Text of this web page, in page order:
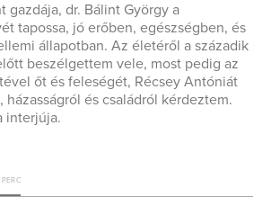
gazdája, dr. Bálint György a
tapossa, jó erőben, egészségben, és
állapotban. Az életéről a századik
beszélgettem vele, most pedig az
őt és feleségét, Récsey Antóniát
házasságról és családról kérdeztem.
interjúja.
PERC